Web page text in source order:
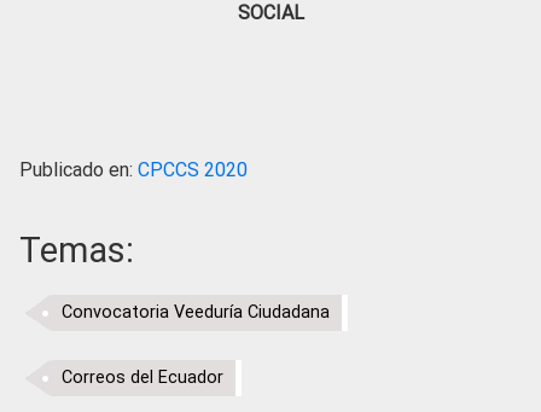
SOCIAL
Publicado en: CPCCS 2020
Temas:
Convocatoria Veeduría Ciudadana
Correos del Ecuador